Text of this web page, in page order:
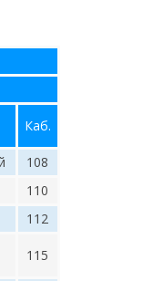
Каб.
108
110
112
115